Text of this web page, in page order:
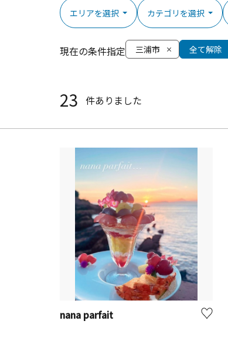
エリアを選択 カテゴリを選択
現在の条件指定 三浦市 全て解除
23 件ありました
nana parfait